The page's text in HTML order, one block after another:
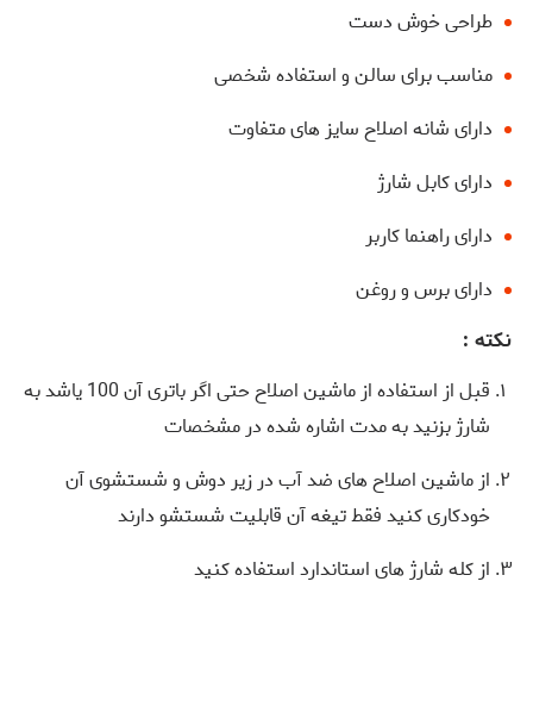
طراحی خوش دست
مناسب برای سالن و استفاده شخصی
دارای شانه اصلاح سایز های متفاوت
دارای کابل شارژ
دارای راهنما کاربر
دارای برس و روغن
نکته :
قبل از استفاده از ماشین اصلاح حتی اگر باتری آن 100 یاشد به
شارژ بزنید به مدت اشاره شده در مشخصات
از ماشین اصلاح های ضد آب در زیر دوش و شستشوی آن
خودکاری کنید فقط تیغه آن قابلیت شستشو دارند
از کله شارژ های استاندارد استفاده کنید